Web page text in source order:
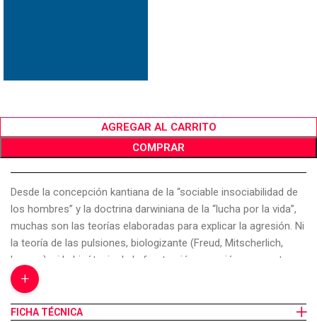
AGREGAR AL CARRITO
COMPRAR
Desde la concepción kantiana de la “sociable insociabilidad de
los hombres” y la doctrina darwiniana de la “lucha por la vida”,
muchas son las teorías elaboradas para explicar la agresión. Ni
la teoría de las pulsiones, biologizante (Freud, Mitscherlich,
Lorenz), ni la hipótesis de la frustración-agresión, que no toma
suficientemente en cuenta las amenazas pasivas y activas de
muerte (Escuela de Yale), ofrecen según el autor una solución
satisfactoria al problema de la agresión. Ambas pueden, sin
+
FICHA TÉCNICA